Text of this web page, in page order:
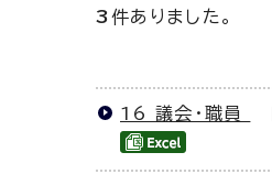
3件ありました。
16 議会・職員